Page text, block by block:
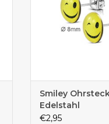
Smiley
Edelstahl
€2,95